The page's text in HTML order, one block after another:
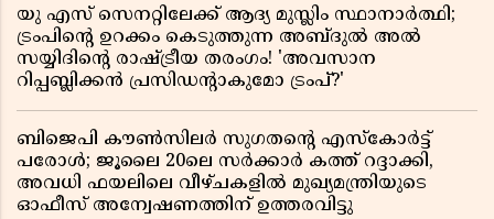
യു എസ് സെനറ്റിലേക്ക് ആദ്യ മുസ്ലിം സ്ഥാനാർത്ഥി;
ട്രംപിന്റെ ഉറക്കം കെടുത്തുന്ന അബ്ദുൽ അൽ
സയ്യിദിന്റെ രാഷ്ട്രീയ തരംഗം! 'അവസാന
റിപ്പബ്ലിക്കൻ പ്രസിഡന്റാകുമോ ട്രംപ്?'
ബിജെപി കൗൺസിലർ സുഗതന്റെ എസ്‌കോർട്ട്
പരോൾ; ജൂലൈ 20ലെ സർക്കാർ കത്ത് റദ്ദാക്കി,
അവധി ഫയലിലെ വീഴ്ചകളിൽ മുഖ്യമന്ത്രിയുടെ
ഓഫീസ് അന്വേഷണത്തിന് ഉത്തരവിട്ടു